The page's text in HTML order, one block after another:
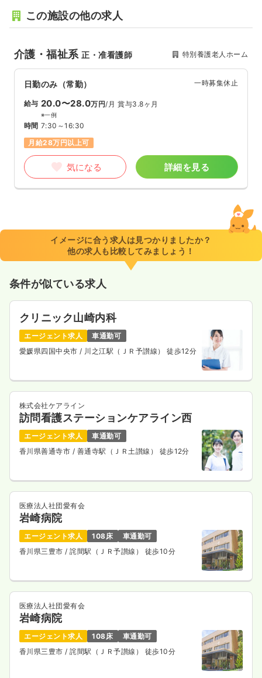
この施設の他の求人
介護・福祉系正・准看護師 特別養護老人ホーム
日勤のみ（常勤） 一時募集休止
給与 20.0〜28.0万円/月 賞与3.8ヶ月
※一例
時間 7:30～16:30
月給28万円以上可
気になる 詳細を見る
イメージに合う求人は見つかりましたか？
他の求人も比較してみましょう！
条件が似ている求人
クリニック山崎内科
エージェント求人
車通勤可
愛媛県四国中央市 / 川之江駅（ＪＲ予讃線） 徒歩12分
株式会社ケアライン
訪問看護ステーションケアライン西
エージェント求人
車通勤可
香川県善通寺市 / 善通寺駅（ＪＲ土讃線） 徒歩12分
医療法人社団愛有会
岩崎病院
エージェント求人 108床
車通勤可
香川県三豊市 / 詫間駅（ＪＲ予讃線） 徒歩10分
医療法人社団愛有会
岩崎病院
エージェント求人 108床
車通勤可
香川県三豊市 / 詫間駅（ＪＲ予讃線） 徒歩10分